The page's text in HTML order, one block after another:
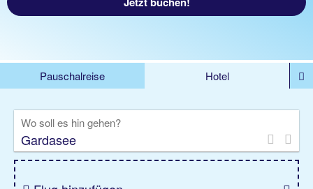
Pauschalreise
Hotel
Rundreise
Kreuzfahrt
Gruppenreise
Camper Privattransfer
Wo soll es hin gehen?